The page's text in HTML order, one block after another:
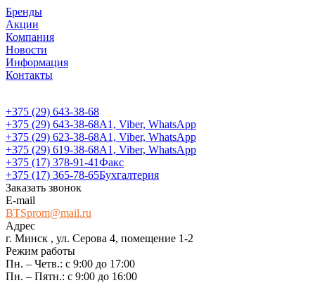
Бренды
Акции
Компания
Новости
Информация
Контакты
+375 (29) 643-38-68
+375 (29) 643-38-68А1, Viber, WhatsApp
+375 (29) 623-38-68А1, Viber, WhatsApp
+375 (29) 619-38-68А1, Viber, WhatsApp
+375 (17) 378-91-41Факс
+375 (17) 365-78-65Бухгалтерия
Заказать звонок
E-mail
BTSprom@mail.ru
Адрес
г. Минск , ул. Серова 4, помещение 1-2
Режим работы
Пн. – Четв.: с 9:00 до 17:00
Пн. – Пятн.: с 9:00 до 16:00